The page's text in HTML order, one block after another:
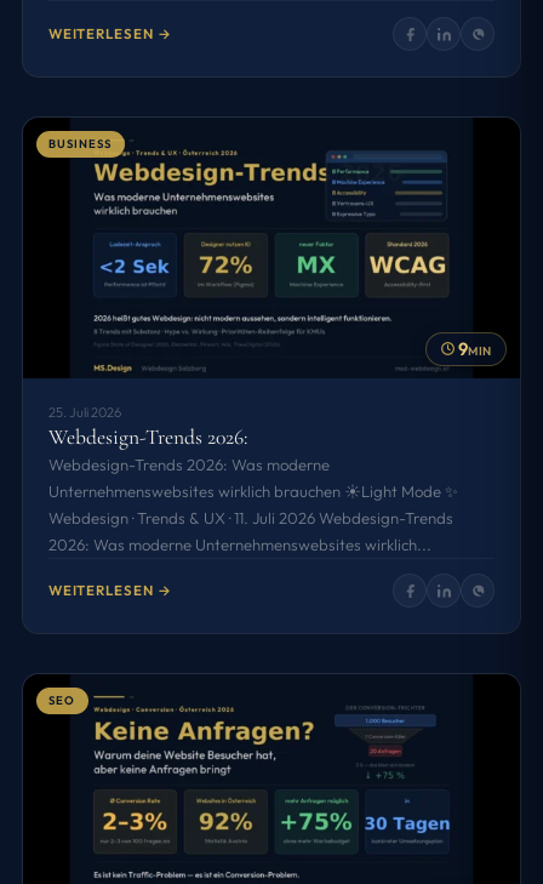
WEITERLESEN →
BUSINESS
9MIN
25. Juli 2026
Webdesign-Trends 2026:
Webdesign-Trends 2026: Was moderne
Unternehmenswebsites wirklich brauchen ☀️Light Mode ✨
Webdesign · Trends & UX · 11. Juli 2026 Webdesign-Trends
2026: Was moderne Unternehmenswebsites wirklich...
WEITERLESEN →
SEO